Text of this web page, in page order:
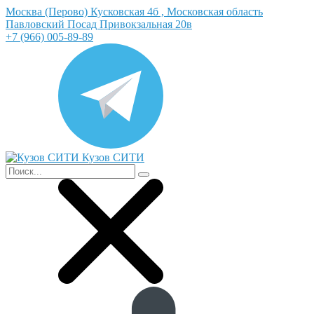
Москва (Перово) Кусковская 4б , Московская область
Павловский Посад Привокзальная 20в
+7 (966) 005-89-89
Кузов СИТИ